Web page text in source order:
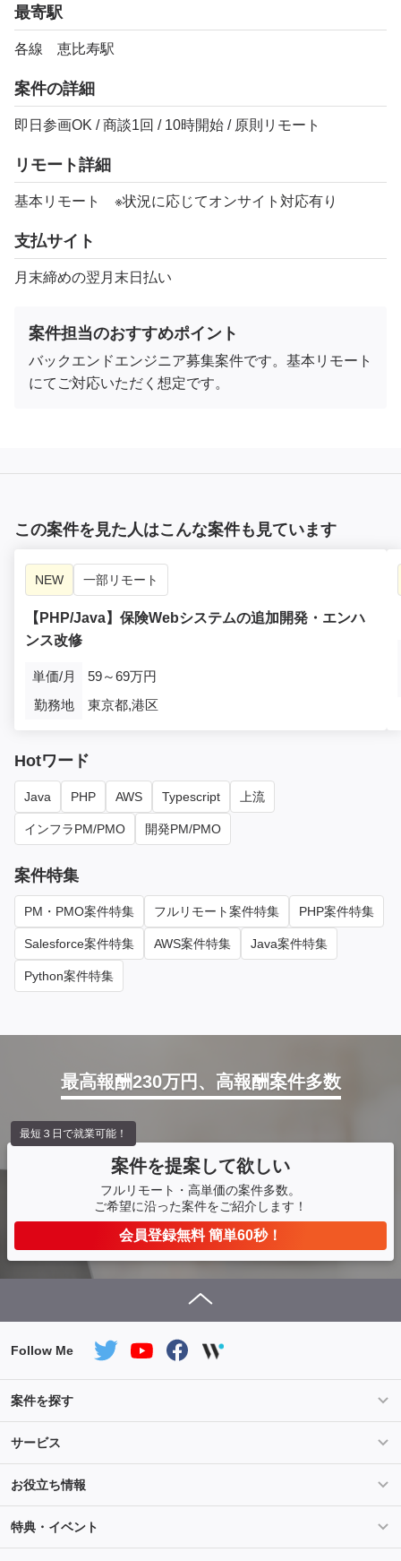
最寄駅
各線 恵比寿駅
案件の詳細
即日参画OK / 商談1回 / 10時開始 / 原則リモート
リモート詳細
基本リモート ※状況に応じてオンサイト対応有り
支払サイト
月末締めの翌月末日払い
案件担当のおすすめポイント
バックエンドエンジニア募集案件です。基本リモート
にてご対応いただく想定です。
この案件を見た人はこんな案件も見ています
NEW 一部リモート
【PHP/Java】保険Webシステムの追加開発・エンハ
ンス改修
単価/月
59～69万円
勤務地
東京都,港区
Hotワード
Java PHP AWS Typescript 上流
インフラPM/PMO 開発PM/PMO
案件特集
PM・PMO案件特集 フルリモート案件特集 PHP案件特集
Salesforce案件特集 AWS案件特集 Java案件特集
Python案件特集
最高報酬230万円、高報酬案件多数
案件を提案して欲しい
フルリモート・高単価の案件多数。
ご希望に沿った案件をご紹介します！
会員登録無料 簡単60秒！
最短３日で就業可能！
Follow Me
案件を探す
条件を指定して案件を探す
Salesforce案件特集 AWS案件特集
サービス
サービス紹介
ご登録から参画までの流れ フリーランスの声
お役立ち情報
ライフ
キャリア スキル・テクノロジー
特典・イベント